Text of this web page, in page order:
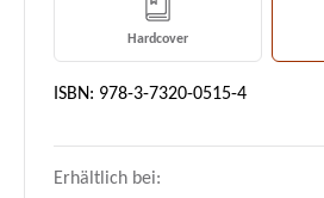
Hardcover
ISBN: 978-3-7320-0515-4
Erhältlich bei: